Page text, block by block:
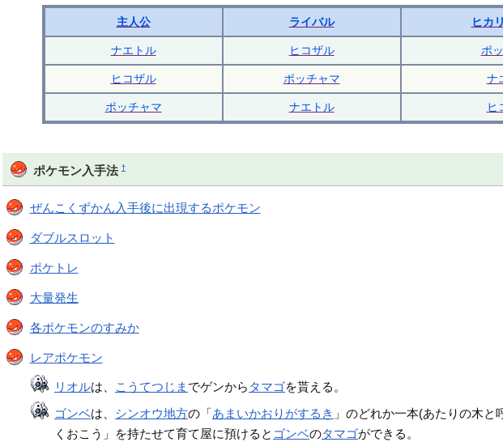
主人公 ライバル ヒカリ
ナエトル ヒコザル ポ
ヒコザル ポッチャマ ナ
ポッチャマ ナエトル ヒ
ポケモン入手法 †
ぜんこくずかん入手後に出現するポケモン
ダブルスロット
ポケトレ
大量発生
各ポケモンのすみか
レアポケモン
リオルは、 こうてつじま でゲンから タマゴを貰える。
ゴンベは、 シンオウ地方の「あまいかおりがするき 」のどれか一本(あたりの木と
くおこう」を持たせて育て屋に預けると ゴンベのタマゴができる。